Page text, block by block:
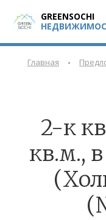
GREENSOCHI
Главная -
2-к
кв.м.,